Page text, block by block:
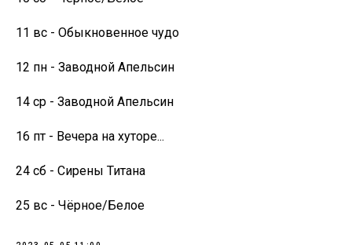
11 вс - Обыкновенное чудо
12 пн - Заводной Апельсин
14 ср - Заводной Апельсин
16 пт - Вечера на хуторе...
24 сб - Сирены Титана
25 вс - Чёрное/Белое